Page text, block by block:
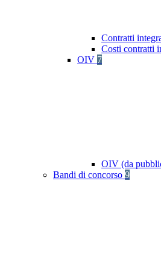
Contratti
Costi contratti
OIV 7
OIV (da
Bandi di concorso 9